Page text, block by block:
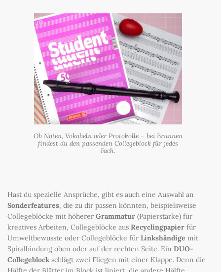
Ob Noten, Vokabeln oder Protokolle – bei Brunnen
findest du den passenden Collegeblock für jedes
Fach.
Hast du spezielle Ansprüche, gibt es auch eine Auswahl an
Sonderfeatures, die zu dir passen könnten, beispielsweise
Collegeblöcke mit höherer Grammatur (Papierstärke) für
kreatives Arbeiten, Collegeblöcke aus Recyclingpapier für
Umweltbewusste oder Collegeblöcke für Linkshändige mit
Spiralbindung oben oder auf der rechten Seite. Ein DUO-
Collegeblock schlägt zwei Fliegen mit einer Klappe. Denn die